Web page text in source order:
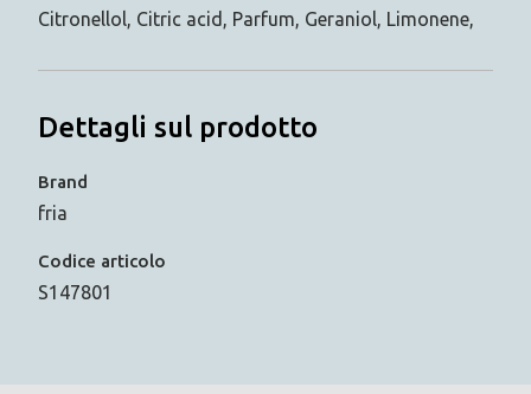
Citronellol, Citric acid, Parfum, Geraniol, Limonene,
Dettagli sul prodotto
Brand
fria
Codice articolo
S147801